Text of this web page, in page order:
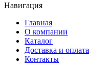
Навигация
Главная
О компании
Каталог
Доставка и оплата
Контакты